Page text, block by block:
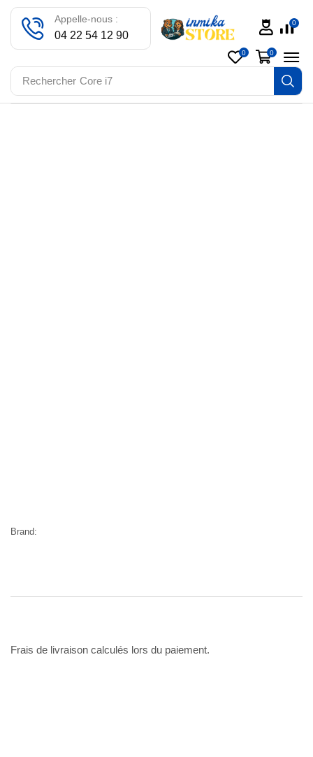
Rechercher Core i7
Appelle-nous :
04 22 54 12 90
0
0 0
Brand:
Frais de livraison calculés lors du paiement.